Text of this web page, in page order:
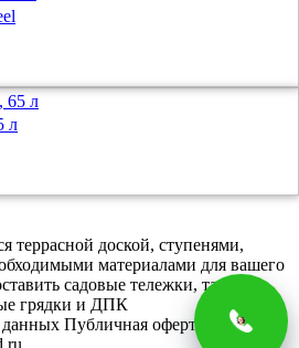
л
террасной доской, ступенями,
материалами для вашего
садовые тележки, тачки и
грядки и ДПК
данных Публичная оферта